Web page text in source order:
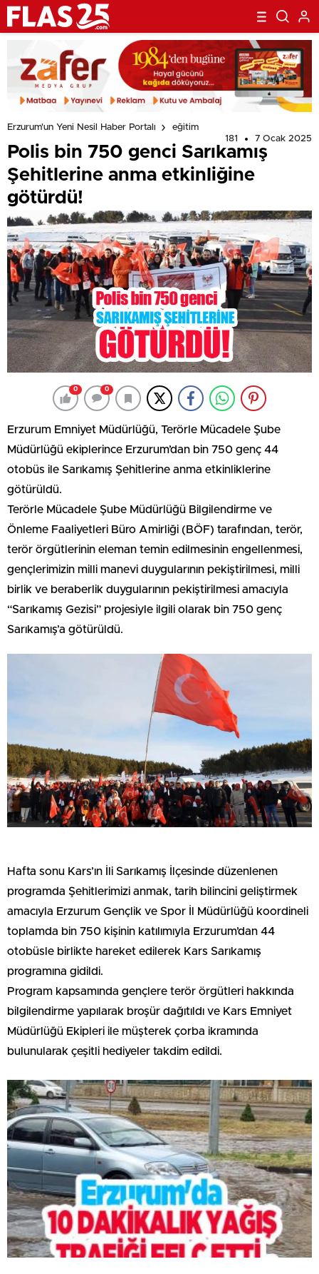
Erzurum'un Yeni Nesil Haber Portalı
eğitim
181
7 Ocak 2025
Polis bin 750 genci Sarıkamış
Şehitlerine anma etkinliğine
götürdü!
0 0
Erzurum Emniyet Müdürlüğü, Terörle Mücadele Şube
Müdürlüğü ekiplerince Erzurum’dan bin 750 genç 44
otobüs ile Sarıkamış Şehitlerine anma etkinliklerine
götürüldü.
Terörle Mücadele Şube Müdürlüğü Bilgilendirme ve
Önleme Faaliyetleri Büro Amirliği (BÖF) tarafından, terör,
terör örgütlerinin eleman temin edilmesinin engellenmesi,
gençlerimizin milli manevi duygularının pekiştirilmesi, milli
birlik ve beraberlik duygularının pekiştirilmesi amacıyla
“Sarıkamış Gezisi” projesiyle ilgili olarak bin 750 genç
Sarıkamış’a götürüldü.
Hafta sonu Kars’ın İli Sarıkamış İlçesinde düzenlenen
programda Şehitlerimizi anmak, tarih bilincini geliştirmek
amacıyla Erzurum Gençlik ve Spor İl Müdürlüğü koordineli
toplamda bin 750 kişinin katılımıyla Erzurum’dan 44
otobüsle birlikte hareket edilerek Kars Sarıkamış
programına gidildi.
Program kapsamında gençlere terör örgütleri hakkında
bilgilendirme yapılarak broşür dağıtıldı ve Kars Emniyet
Müdürlüğü Ekipleri ile müşterek çorba ikramında
bulunularak çeşitli hediyeler takdim edildi.